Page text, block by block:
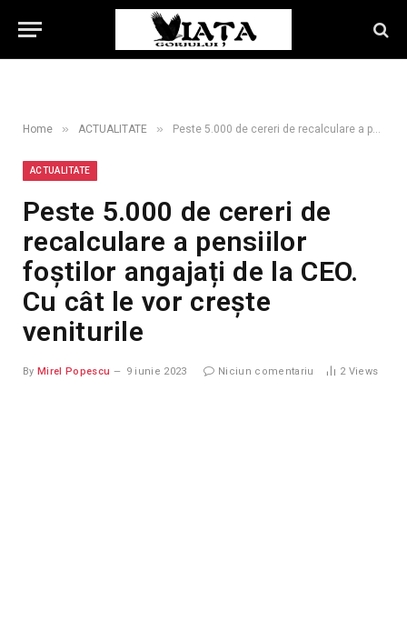
Home » ACTUALITATE » Peste 5.000 de cereri de recalculare a pensiilor foștilor angajați de la CEO. Cu cât le vor crește veniturile
ACTUALITATE
Peste 5.000 de cereri de
recalculare a pensiilor
foștilor angajați de la CEO.
Cu cât le vor crește
veniturile
By Mirel Popescu 9 iunie 2023 Niciun comentariu 2 Views